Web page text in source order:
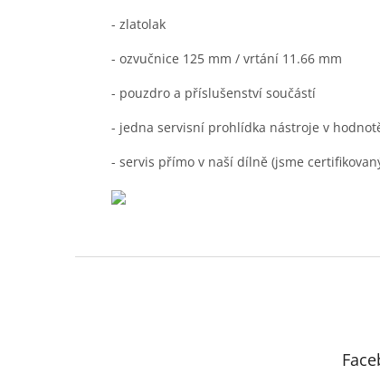
- zlatolak
- ozvučnice 125 mm / vrtání 11.66 mm
- pouzdro a příslušenství součástí
- jedna servisní prohlídka nástroje v
- servis přímo v naší dílně (jsme